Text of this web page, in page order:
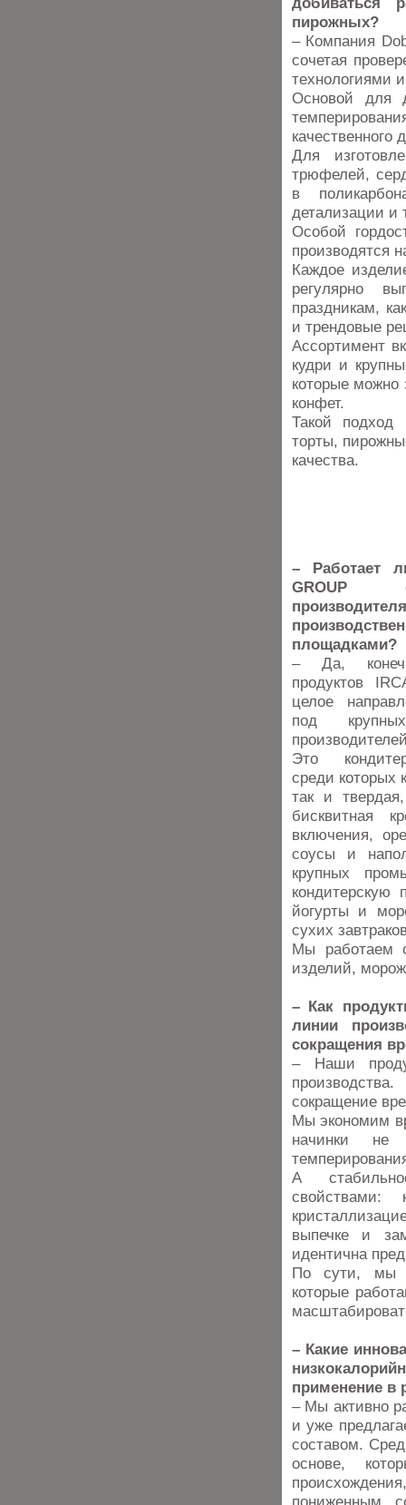
пирожных?
– Компания
сочетая
технологиями
Основой для
качественного
Для
трюфелей,
в
детализации и
Особой
производятся
Каждое
регулярно
праздникам,
и трендовые
Ассортимент
кудри и
которые можно
конфет.
Такой подход
торты,
качества.
– Работает
GROUP
площадками?
– Да,
продуктов
целое
под
Это
среди которых
так и
бисквитная
включения,
соусы и
крупных
кондитерскую
йогурты и
сухих
Мы работаем
изделий,
– Как
линии
сокращения
– Наши
сокращение
Мы экономим
начинки не
А
свойствами:
выпечке и
идентична
По сути, мы
которые
– Какие
применение в
– Мы активно
и уже
составом.
основе,
пониженным